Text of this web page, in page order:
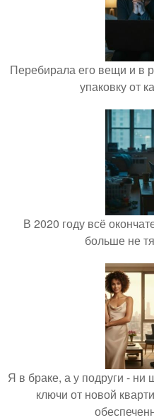
Перебирала его вещи и в
упаковку от
В 2020 году всё
больше не
Я в браке, а у подруги - ни
ключи от новой